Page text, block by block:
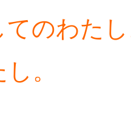
てのわた
。